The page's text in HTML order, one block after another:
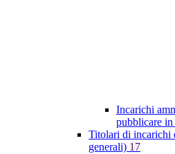
Incarichi
pubblicare in
Titolari di incarichi
generali) 17